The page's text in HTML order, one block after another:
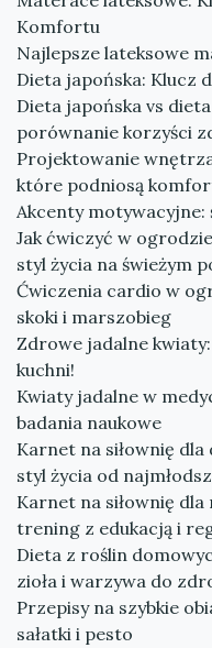
Komfortu
Najlepsze lateksowe
Dieta japońska: Klucz
Dieta japońska vs
porównanie korzyści
Projektowanie
które podniosą
Akcenty
Jak ćwiczyć w
styl życia na świeżym
Ćwiczenia cardio w
skoki i marszobieg
Zdrowe jadalne
kuchni!
Kwiaty jadalne w
badania naukowe
Karnet na siłownię
styl życia od
Karnet na siłownię
trening z edukacją i
Dieta z roślin
zioła i warzywa do
Przepisy na szybkie
sałatki i pesto